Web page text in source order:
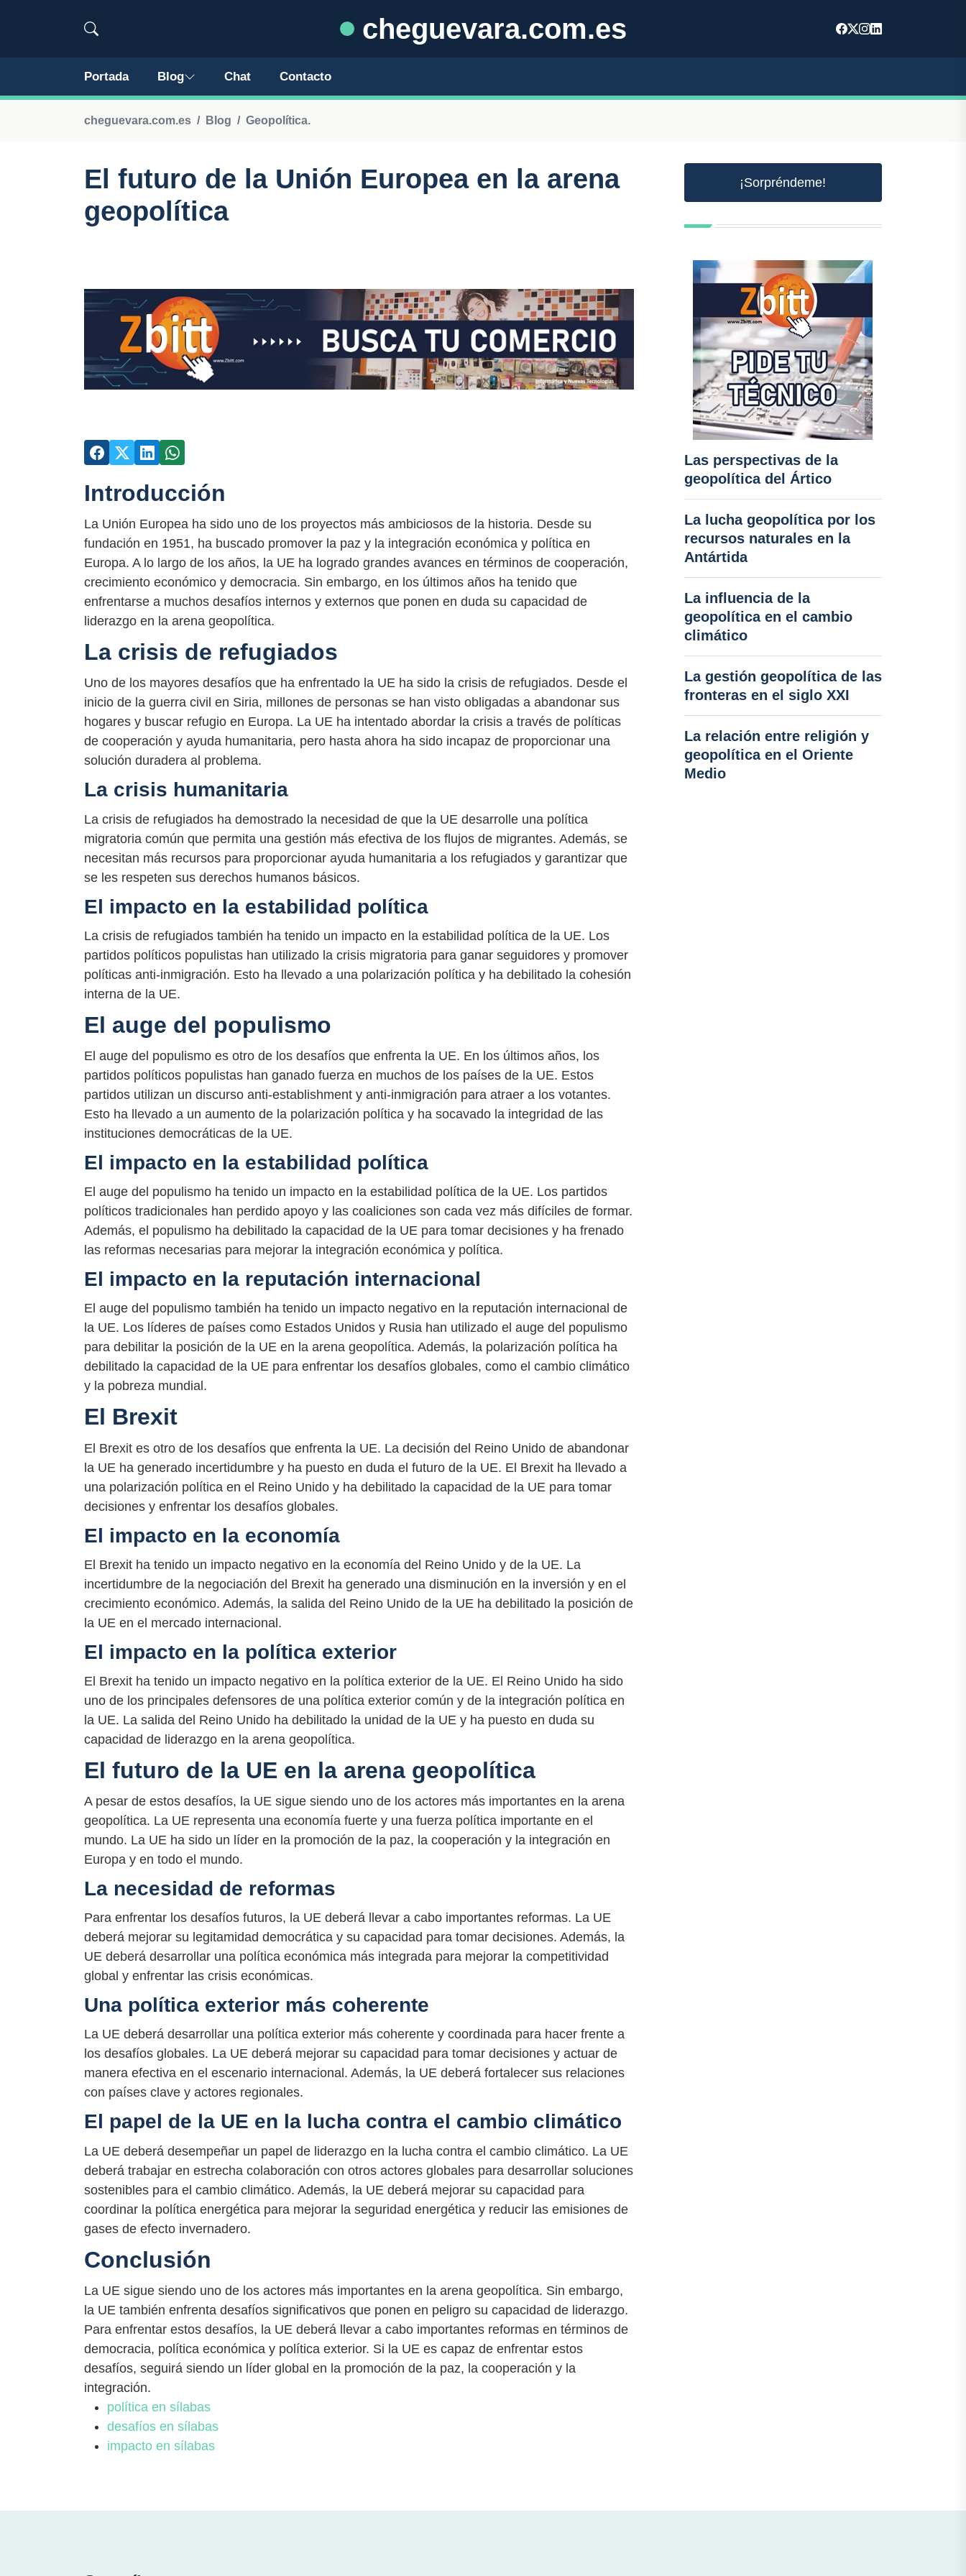
cheguevara.com.es
Portada Blog Chat Contacto
cheguevara.com.es Blog Geopolítica.
El futuro de la Unión Europea en la arena
geopolítica
Introducción
La Unión Europea ha sido uno de los proyectos más ambiciosos de la historia. Desde su
fundación en 1951, ha buscado promover la paz y la integración económica y política en
Europa. A lo largo de los años, la UE ha logrado grandes avances en términos de cooperación,
crecimiento económico y democracia. Sin embargo, en los últimos años ha tenido que
enfrentarse a muchos desafíos internos y externos que ponen en duda su capacidad de
liderazgo en la arena geopolítica.
La crisis de refugiados
Uno de los mayores desafíos que ha enfrentado la UE ha sido la crisis de refugiados. Desde el
inicio de la guerra civil en Siria, millones de personas se han visto obligadas a abandonar sus
hogares y buscar refugio en Europa. La UE ha intentado abordar la crisis a través de políticas
de cooperación y ayuda humanitaria, pero hasta ahora ha sido incapaz de proporcionar una
solución duradera al problema.
La crisis humanitaria
La crisis de refugiados ha demostrado la necesidad de que la UE desarrolle una política
migratoria común que permita una gestión más efectiva de los flujos de migrantes. Además, se
necesitan más recursos para proporcionar ayuda humanitaria a los refugiados y garantizar que
se les respeten sus derechos humanos básicos.
El impacto en la estabilidad política
La crisis de refugiados también ha tenido un impacto en la estabilidad política de la UE. Los
partidos políticos populistas han utilizado la crisis migratoria para ganar seguidores y promover
políticas anti-inmigración. Esto ha llevado a una polarización política y ha debilitado la cohesión
interna de la UE.
El auge del populismo
El auge del populismo es otro de los desafíos que enfrenta la UE. En los últimos años, los
partidos políticos populistas han ganado fuerza en muchos de los países de la UE. Estos
partidos utilizan un discurso anti-establishment y anti-inmigración para atraer a los votantes.
Esto ha llevado a un aumento de la polarización política y ha socavado la integridad de las
instituciones democráticas de la UE.
El impacto en la estabilidad política
El auge del populismo ha tenido un impacto en la estabilidad política de la UE. Los partidos
políticos tradicionales han perdido apoyo y las coaliciones son cada vez más difíciles de formar.
Además, el populismo ha debilitado la capacidad de la UE para tomar decisiones y ha frenado
las reformas necesarias para mejorar la integración económica y política.
El impacto en la reputación internacional
El auge del populismo también ha tenido un impacto negativo en la reputación internacional de
la UE. Los líderes de países como Estados Unidos y Rusia han utilizado el auge del populismo
para debilitar la posición de la UE en la arena geopolítica. Además, la polarización política ha
debilitado la capacidad de la UE para enfrentar los desafíos globales, como el cambio climático
y la pobreza mundial.
El Brexit
El Brexit es otro de los desafíos que enfrenta la UE. La decisión del Reino Unido de abandonar
la UE ha generado incertidumbre y ha puesto en duda el futuro de la UE. El Brexit ha llevado a
una polarización política en el Reino Unido y ha debilitado la capacidad de la UE para tomar
decisiones y enfrentar los desafíos globales.
El impacto en la economía
El Brexit ha tenido un impacto negativo en la economía del Reino Unido y de la UE. La
incertidumbre de la negociación del Brexit ha generado una disminución en la inversión y en el
crecimiento económico. Además, la salida del Reino Unido de la UE ha debilitado la posición de
la UE en el mercado internacional.
El impacto en la política exterior
El Brexit ha tenido un impacto negativo en la política exterior de la UE. El Reino Unido ha sido
uno de los principales defensores de una política exterior común y de la integración política en
la UE. La salida del Reino Unido ha debilitado la unidad de la UE y ha puesto en duda su
capacidad de liderazgo en la arena geopolítica.
El futuro de la UE en la arena geopolítica
A pesar de estos desafíos, la UE sigue siendo uno de los actores más importantes en la arena
geopolítica. La UE representa una economía fuerte y una fuerza política importante en el
mundo. La UE ha sido un líder en la promoción de la paz, la cooperación y la integración en
Europa y en todo el mundo.
La necesidad de reformas
Para enfrentar los desafíos futuros, la UE deberá llevar a cabo importantes reformas. La UE
deberá mejorar su legitamidad democrática y su capacidad para tomar decisiones. Además, la
UE deberá desarrollar una política económica más integrada para mejorar la competitividad
global y enfrentar las crisis económicas.
Una política exterior más coherente
La UE deberá desarrollar una política exterior más coherente y coordinada para hacer frente a
los desafíos globales. La UE deberá mejorar su capacidad para tomar decisiones y actuar de
manera efectiva en el escenario internacional. Además, la UE deberá fortalecer sus relaciones
con países clave y actores regionales.
El papel de la UE en la lucha contra el cambio climático
La UE deberá desempeñar un papel de liderazgo en la lucha contra el cambio climático. La UE
deberá trabajar en estrecha colaboración con otros actores globales para desarrollar soluciones
sostenibles para el cambio climático. Además, la UE deberá mejorar su capacidad para
coordinar la política energética para mejorar la seguridad energética y reducir las emisiones de
gases de efecto invernadero.
Conclusión
La UE sigue siendo uno de los actores más importantes en la arena geopolítica. Sin embargo,
la UE también enfrenta desafíos significativos que ponen en peligro su capacidad de liderazgo.
Para enfrentar estos desafíos, la UE deberá llevar a cabo importantes reformas en términos de
democracia, política económica y política exterior. Si la UE es capaz de enfrentar estos
desafíos, seguirá siendo un líder global en la promoción de la paz, la cooperación y la
integración.
política en sílabas
desafíos en sílabas
impacto en sílabas
¡Sorpréndeme!
Las perspectivas de la
geopolítica del Ártico
La lucha geopolítica por los
recursos naturales en la
Antártida
La influencia de la
geopolítica en el cambio
climático
La gestión geopolítica de las
fronteras en el siglo XXI
La relación entre religión y
geopolítica en el Oriente
Medio